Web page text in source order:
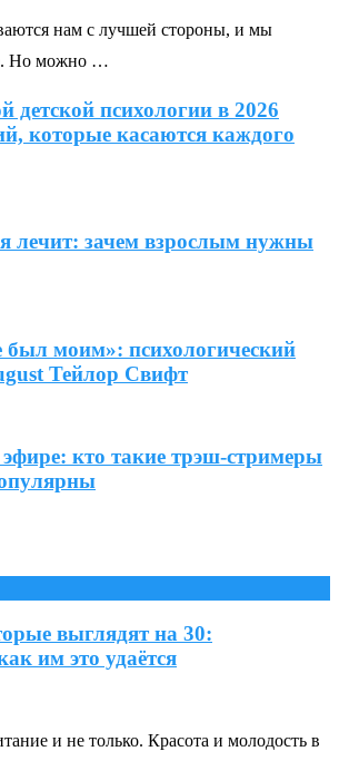
нам с лучшей стороны, и мы
Но можно …
детской психологии в 2026
которые касаются каждого
лечит: зачем взрослым нужны
был моим»: психологический
Тейлор Свифт
кто такие трэш-стримеры
выглядят на 30:
им это удаётся
и не только. Красота и молодость в